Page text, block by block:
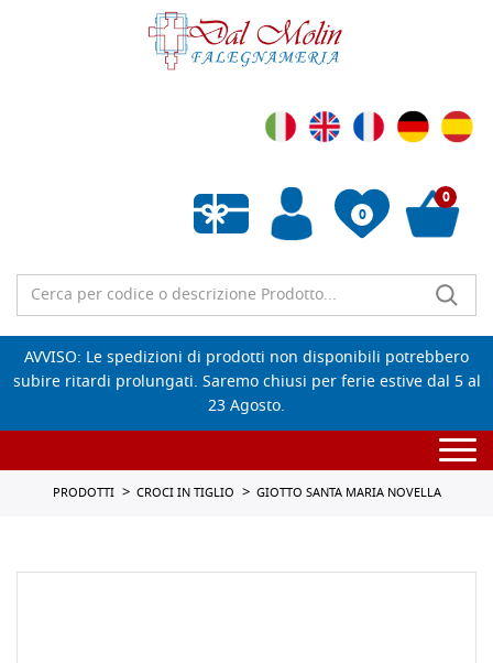
0
Wishlist vuota
0
AVVISO: Le spedizioni di prodotti non disponibili potrebbero
subire ritardi prolungati. Saremo chiusi per ferie estive dal 5 al
23 Agosto.
PRODOTTI CROCI IN TIGLIO GIOTTO SANTA MARIA NOVELLA